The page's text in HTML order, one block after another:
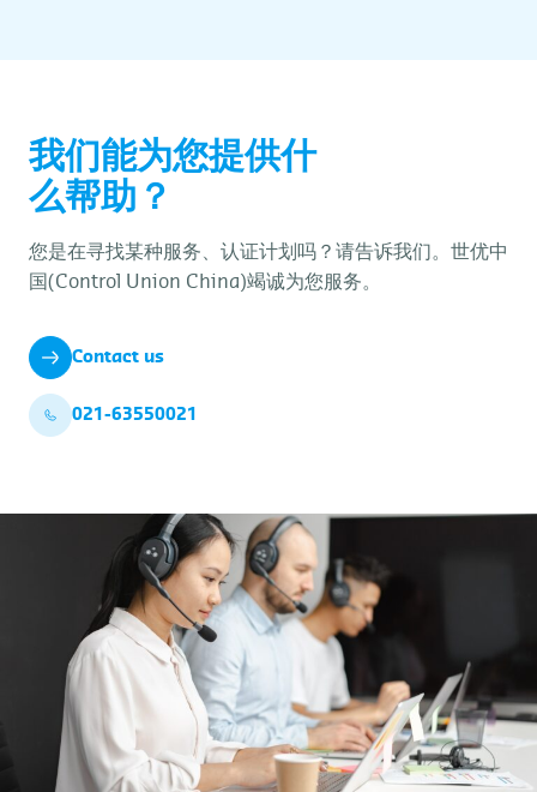
我们能为您提供什
么帮助？
您是在寻找某种服务、认证计划吗？请告诉我们。世优中
国(Control Union China)竭诚为您服务。
Contact us
021-63550021